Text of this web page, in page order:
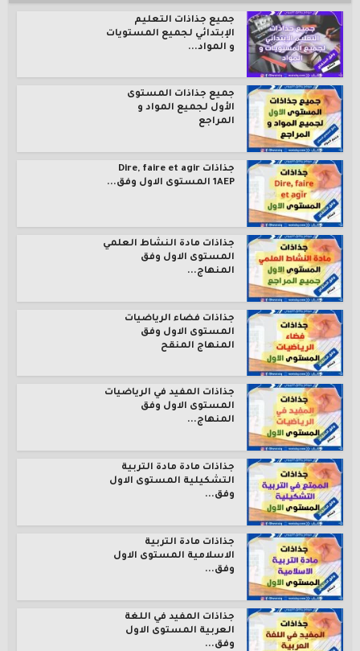
جميع جذاذات التعليم
الإبتدائي لجميع المستويات
و المواد...
جميع جذاذات المستوى
الأول لجميع المواد و
المراجع
جذاذات Dire, faire et agir
1AEP المستوى الاول وفق...
جذاذات مادة النشاط العلمي
المستوى الاول وفق
المنهاج...
جذاذات فضاء الرياضيات
المستوى الاول وفق
المنهاج المنقح
جذاذات المفيد في الرياضيات
المستوى الاول وفق
المنهاج...
جذاذات مادة مادة التربية
التشكيلية المستوى الاول
وفق...
جذاذات مادة التربية
الاسلامية المستوى الاول
وفق...
جذاذات المفيد في اللغة
العربية المستوى الاول
وفق...